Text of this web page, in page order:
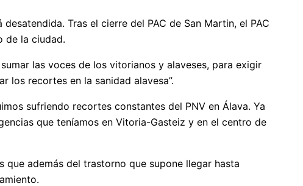
Tras el cierre del PAC de San Martin, el PAC
de la ciudad.
las voces de los vitorianos y alaveses, para exigir
los recortes en la sanidad alavesa”.
sufriendo recortes constantes del PNV en Álava. Ya
que teníamos en Vitoria-Gasteiz y en el centro de
que además del trastorno que supone llegar hasta